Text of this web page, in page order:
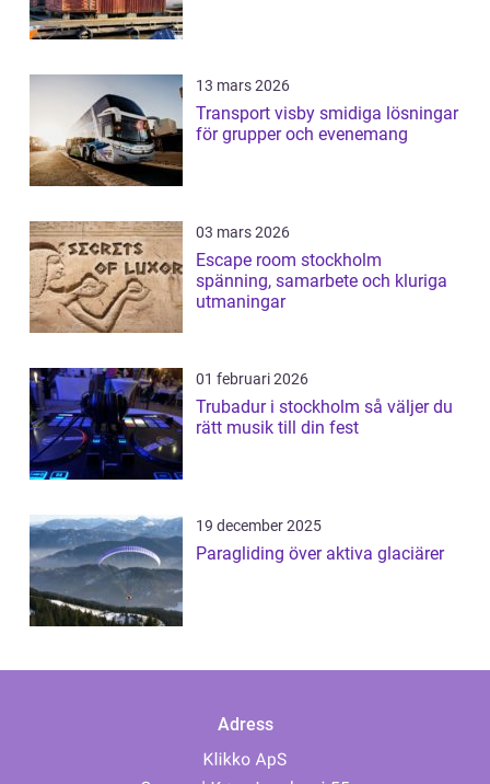
13 mars 2026
Transport visby smidiga lösningar
för grupper och evenemang
03 mars 2026
Escape room stockholm
spänning, samarbete och kluriga
utmaningar
01 februari 2026
Trubadur i stockholm så väljer du
rätt musik till din fest
19 december 2025
Paragliding över aktiva glaciärer
Adress